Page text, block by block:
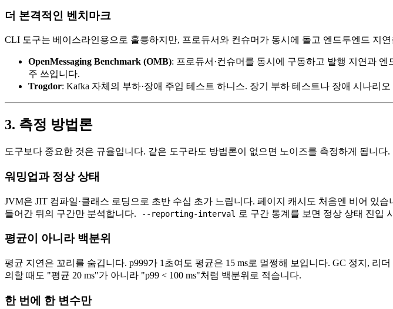
더 본격적인 벤치마크
CLI 도구는 베이스라인용으로 훌륭하지만, 프로듀서와 컨슈머가 동시에 돌고 엔드투엔드 지
OpenMessaging Benchmark (OMB): 프로듀서·컨슈머를 동시에 구동하고 발행 지연과
주 쓰입니다.
Trogdor: Kafka 자체의 부하·장애 주입 테스트 하니스. 장기 부하 테스트나 장애 시나리
3. 측정 방법론
도구보다 중요한 것은 규율입니다. 같은 도구라도 방법론이 없으면 노이즈를 측정하게 됩니다.
워밍업과 정상 상태
JVM은 JIT 컴파일·클래스 로딩으로 초반 수십 초가 느립니다. 페이지 캐시도 처음엔 비어 있습
들어간 뒤의 구간만 분석합니다.
--reporting-interval 로 구간 통계를 보면 정상 상태 진입
평균이 아니라 백분위
평균 지연은 꼬리를 숨깁니다. p999가 1초여도 평균은 15 ms로 멀쩡해 보입니다. GC 정지, 리
의할 때도 "평균 20 ms"가 아니라 "p99 < 100 ms"처럼 백분위로 적습니다.
한 번에 한 변수만